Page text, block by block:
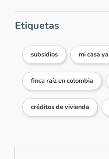
Etiquetas
subsidios mi casa ya
finca raíz en colombia
créditos de vivienda